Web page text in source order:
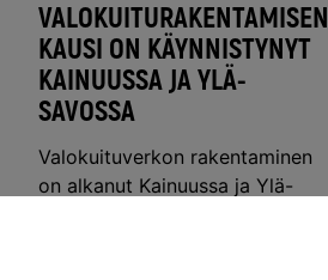
VALOKUITURAKENTAMISEN
KAUSI ON KÄYNNISTYNYT
KAINUUSSA JA YLÄ-
SAVOSSA
Valokuituverkon rakentaminen
on alkanut Kainuussa ja Ylä-